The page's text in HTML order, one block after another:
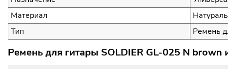
Материал
Тип
Ремень
Ремень для гитары SOLDIER GL-025 N brown